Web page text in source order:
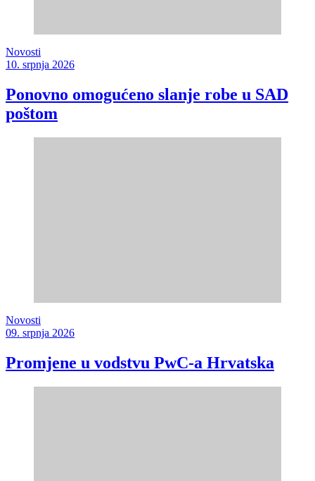
Novosti
10. srpnja 2026
Ponovno omogućeno slanje robe u SAD
poštom
Novosti
09. srpnja 2026
Promjene u vodstvu PwC-a Hrvatska